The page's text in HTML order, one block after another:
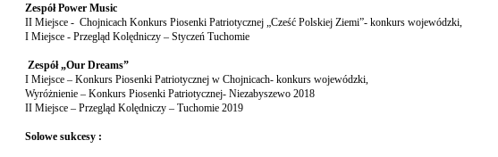
Zespół Power Music
II Miejsce - Chojnicach Konkurs Piosenki Patriotycznej „Cześć Polskiej Ziemi”- konkurs wojewódzki,
I Miejsce - Przegląd Kolędniczy – Styczeń Tuchomie
Zespół „Our Dreams”
I Miejsce – Konkurs Piosenki Patriotycznej w Chojnicach- konkurs wojewódzki,
Wyróżnienie – Konkurs Piosenki Patriotycznej- Niezabyszewo 2018
II Miejsce – Przegląd Kolędniczy – Tuchomie 2019
Solowe sukcesy :